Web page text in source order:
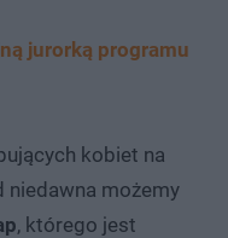
jurorką programu
kobiet na
niedawna możemy
, którego jest